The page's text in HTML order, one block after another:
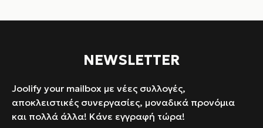
NEWSLETTER
Joolify your mailbox με νέες συλλογές,
αποκλειστικές συνεργασίες, μοναδικά προνόμια
και πολλά άλλα! Κάνε εγγραφή τώρα!